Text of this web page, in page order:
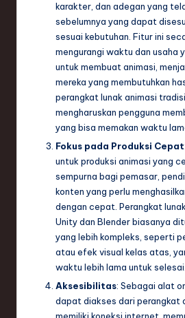
karakter, dan adegan yang
sebelumnya yang dapat
sesuai kebutuhan. Fitur ini
mengurangi waktu dan usaha
untuk membuat animasi,
mereka yang membutuhkan
perangkat lunak animasi
mengharuskan pengguna
yang bisa memakan waktu
Fokus pada Produksi Cepat
untuk produksi animasi yang
sempurna bagi pemasar,
konten yang perlu
dengan cepat. Perangkat
Unity dan Blender biasanya
yang lebih kompleks, seperti
atau efek visual kelas atas,
waktu lebih lama untuk selesai.
Aksesibilitas: Sebagai alat
dapat diakses dari perangkat